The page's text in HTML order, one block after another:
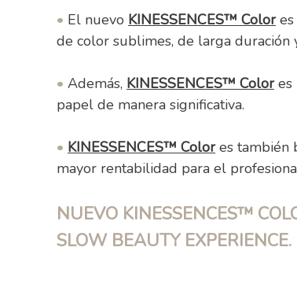
• El nuevo KINESSENCES™ Colores
de color sublimes, de larga duración
• Además, KINESSENCES™ Colores
papel de manera significativa.
• KINESSENCES™ Colores también
mayor rentabilidad para el
NUEVO KINESSENCES™
SLOW BEAUTY EXPERIENCE.